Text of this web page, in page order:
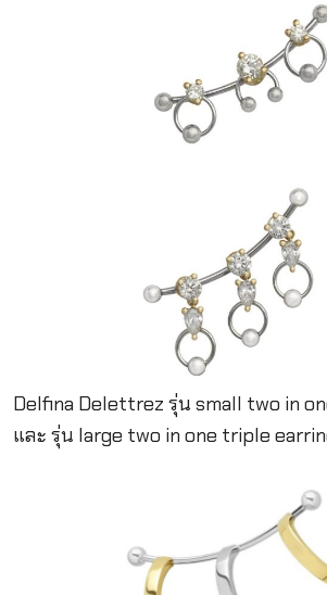
Delfina Delettrez รุ่น small two in
และ รุ่น large two in one triple